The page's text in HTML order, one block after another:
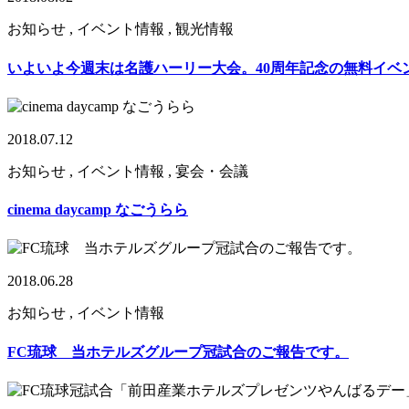
お知らせ , イベント情報 , 観光情報
いよいよ今週末は名護ハーリー大会。40周年記念の無料イベ
2018.07.12
お知らせ , イベント情報 , 宴会・会議
cinema daycamp なごうらら
2018.06.28
お知らせ , イベント情報
FC琉球 当ホテルズグループ冠試合のご報告です。